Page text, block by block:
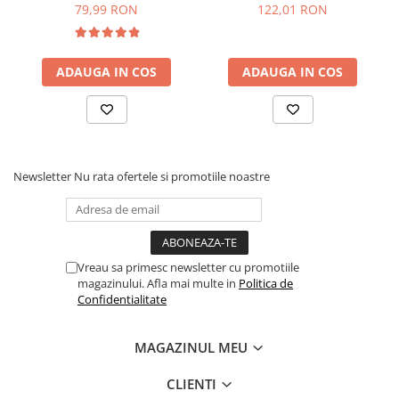
Material Abajur: Sticla
Culoare: Transparenta/ Sticla clara
Dimensiuni: Diametru abajur x Inaltime: 20 x 22.3 cm
Becuri incluse: Nu
Putere Max: 40 W
Alimentare: 220V la 240V,
79,99 RON
ADAUGA IN COS
122,01 RON
ADAUGA IN COS
Newsletter Nu rata ofertele si promotiile noastre
Vreau sa primesc newsletter cu promotiile
magazinului. Afla mai multe in Politica de
Confidentialitate
MAGAZINUL MEU
CLIENTI